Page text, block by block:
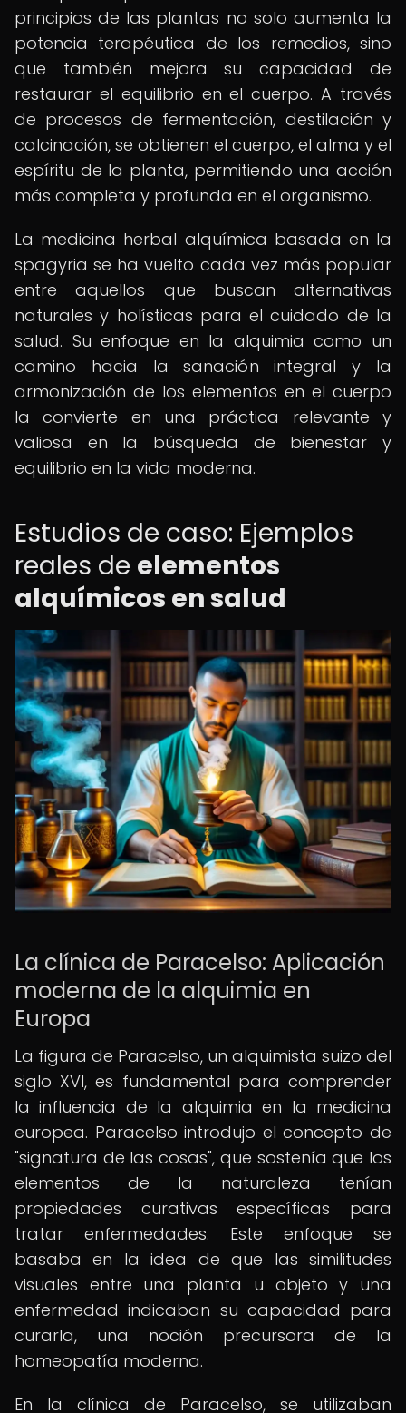
principios de las plantas no solo aumenta la
potencia terapéutica de los remedios, sino
que también mejora su capacidad de
restaurar el equilibrio en el cuerpo. A través
de procesos de fermentación, destilación y
calcinación, se obtienen el cuerpo, el alma y el
espíritu de la planta, permitiendo una acción
más completa y profunda en el organismo.
La medicina herbal alquímica basada en la
spagyria se ha vuelto cada vez más popular
entre aquellos que buscan alternativas
naturales y holísticas para el cuidado de la
salud. Su enfoque en la alquimia como un
camino hacia la sanación integral y la
armonización de los elementos en el cuerpo
la convierte en una práctica relevante y
valiosa en la búsqueda de bienestar y
equilibrio en la vida moderna.
Estudios de caso: Ejemplos
reales de elementos
alquímicos en salud
La clínica de Paracelso: Aplicación
moderna de la alquimia en
Europa
La figura de Paracelso, un alquimista suizo del
siglo XVI, es fundamental para comprender
la influencia de la alquimia en la medicina
europea. Paracelso introdujo el concepto de
"signatura de las cosas", que sostenía que los
elementos de la naturaleza tenían
propiedades curativas específicas para
tratar enfermedades. Este enfoque se
basaba en la idea de que las similitudes
visuales entre una planta u objeto y una
enfermedad indicaban su capacidad para
curarla, una noción precursora de la
homeopatía moderna.
En la clínica de Paracelso, se utilizaban